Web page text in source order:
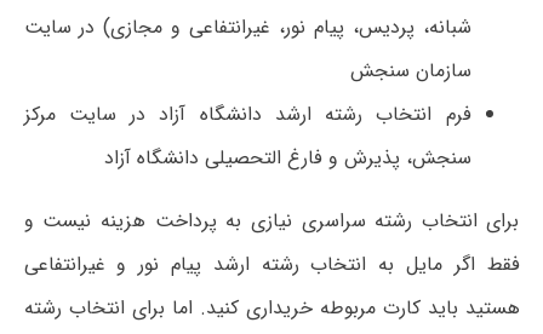
شبانه، پردیس، پیام نور، غیرانتفاعی و مجازی) در سایت
سازمان سنجش
فرم انتخاب رشته ارشد دانشگاه آزاد در سایت مرکز
سنجش، پذیرش و فارغ التحصیلی دانشگاه آزاد
برای انتخاب رشته سراسری نیازی به پرداخت هزینه نیست و
فقط اگر مایل به انتخاب رشته ارشد پیام نور و غیرانتفاعی
هستید باید کارت مربوطه خریداری کنید. اما برای انتخاب رشته